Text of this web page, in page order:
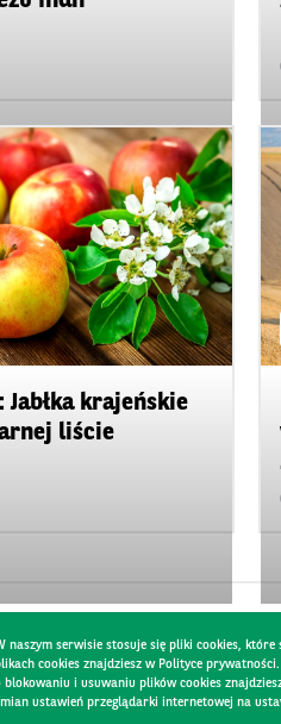
Jabłka krajeńskie
liście
naszym serwisie stosuje się pliki cookies,
cookies znajdziesz w Polityce
blokowaniu i usuwaniu plików cookies
ustawień przeglądarki internetowej na